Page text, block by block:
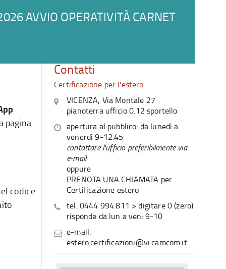
AVVIO OPERATIVITÀ CARNET
pagina
codice
Contatti
Certificazione per l'estero
VICENZA, Via Montale 27
pianoterra ufficio 0.12 sportello
apertura al pubblico: da lunedì a
venerdì 9-12:45
contattare l'ufficio preferibilmente via
e-mail
oppure
PRENOTA UNA CHIAMATA per
Certificazione estero
tel. 0444 994.811 > digitare 0 (zero)
risponde da lun a ven: 9-10
e-mail:
estero.certificazioni@vi.camcom.it